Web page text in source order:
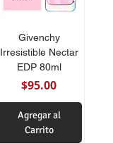
Givenchy
Irresistible Nectar
EDP 80ml
Precio
$95.00
Agregar al
Carrito